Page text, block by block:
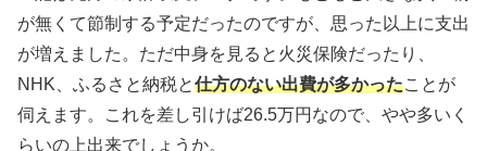
が無くて節制する予定だったのですが、思った以上に支出
が増えました。ただ中身を見ると火災保険だったり、
NHK、ふるさと納税と仕方のない出費が多かったことが
伺えます。これを差し引けば26.5万円なので、やや多いく
らいの上出来でしょうか。